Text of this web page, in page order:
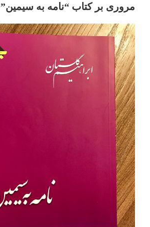
مروری بر کتاب “نامه به سیمین”